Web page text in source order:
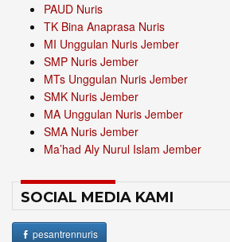
PAUD Nuris
TK Bina Anaprasa Nuris
MI Unggulan Nuris Jember
SMP Nuris Jember
MTs Unggulan Nuris Jember
SMK Nuris Jember
MA Unggulan Nuris Jember
SMA Nuris Jember
Ma’had Aly Nurul Islam Jember
SOCIAL MEDIA KAMI
pesantrennuris